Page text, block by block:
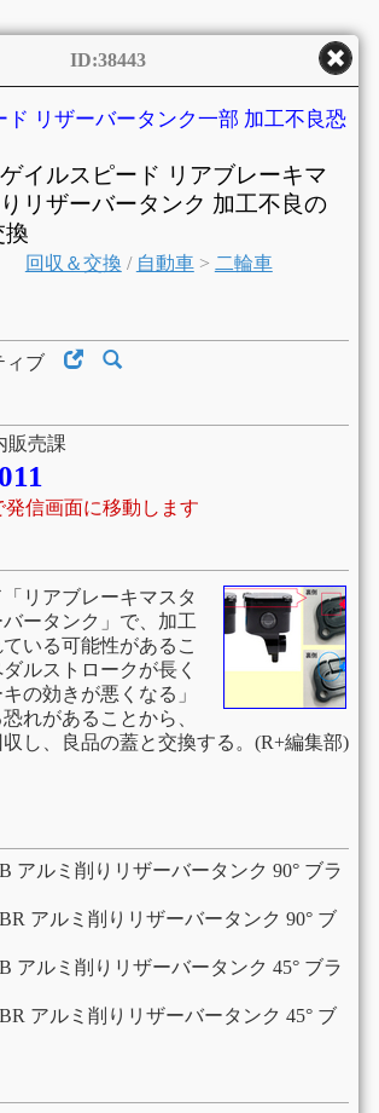
ID:38443
ド リザーバータンク一部 加工不良恐
イルスピード リアブレーキマ
リザーバータンク 加工不良の
換
回収＆交換 / 自動車> 二輪車
ィブ
販売課
発信画面に移動します
リアブレーキマスタ
ータンク」で、加工
いる可能性があるこ
ルストロークが長く
の効きが悪くなる」
れがあることから、
し、良品の蓋と交換する。(R+編集部)
アルミ削りリザーバータンク 90° ブラ
アルミ削りリザーバータンク 90° ブ
アルミ削りリザーバータンク 45° ブラ
アルミ削りリザーバータンク 45° ブ